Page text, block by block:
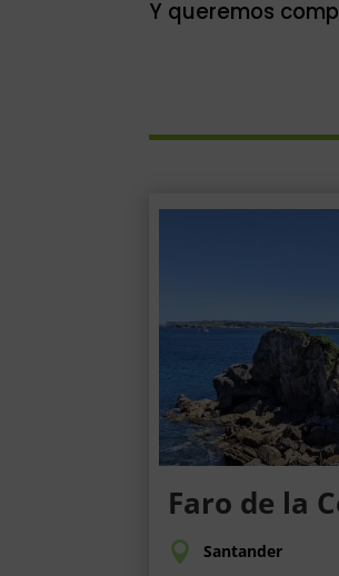
Y queremos
Faro de la
Santander